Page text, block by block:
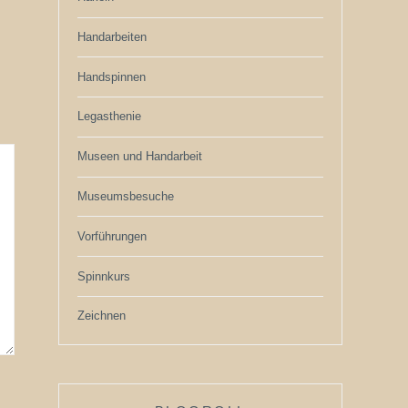
Handarbeiten
Handspinnen
Legasthenie
Museen und Handarbeit
Museumsbesuche
Vorführungen
Spinnkurs
Zeichnen